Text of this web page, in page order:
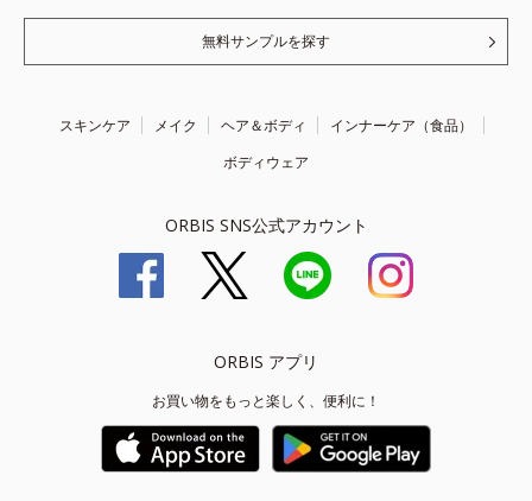
無料サンプルを探す
スキンケア メイク ヘア＆ボディ
インナーケア（食品）
ボディウェア
ORBIS SNS公式アカウント
ORBIS アプリ
お買い物をもっと楽しく、便利に！